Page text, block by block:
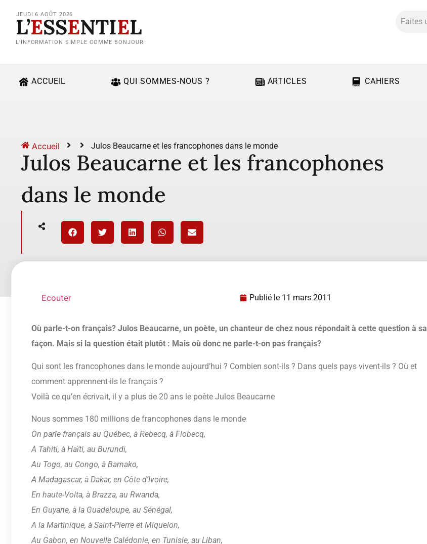
JEUDI 6 AOÛT 2026
L’ESSENTIEL
L’INFORMATION SIMPLE COMME BONJOUR
ACCUEIL QUI SOMMES-NOUS ? ARTICLES CAHIERS
Accueil Julos Beaucarne et les francophones dans le monde
Julos Beaucarne et les francophones
dans le monde
Ecouter Publié le 11 mars 2011
Où parle-t-on français? Julos Beaucarne, un poète, un chanteur de chez nous répondait à cette question à sa
façon. Mais si la question était plutôt : Mais où donc ne parle-t-on pas français?
Qui sont les francophones dans le monde aujourd’hui ? Combien sont-ils ? Dans quels pays vivent-ils ? Où et
comment apprennent-ils le français ?
Voilà ce qu’en écrivait, il y a plus de 20 ans le poète Julos Beaucarne
Nous sommes 180 millions de francophones dans le monde
On parle français au Québec, à Rebecq, à Flobecq,
A Tahiti, à Haïti, au Burundi,
Au Togo, au Congo, à Bamako,
A Madagascar, à Dakar, en Côte d’Ivoire,
En haute-Volta, à Brazza, au Rwanda,
En Guyane, à la Guadeloupe, au Sénégal,
A la Martinique, à Saint-Pierre et Miquelon,
Au Gabon, en Nouvelle Calédonie, en Tunisie, au Liban,